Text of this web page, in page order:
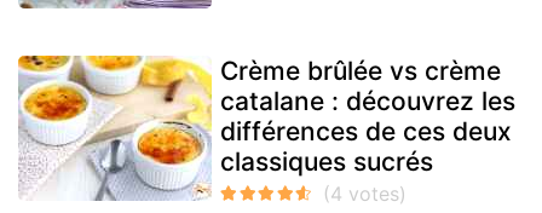
Crème brûlée vs crème
catalane : découvrez les
différences de ces deux
classiques sucrés